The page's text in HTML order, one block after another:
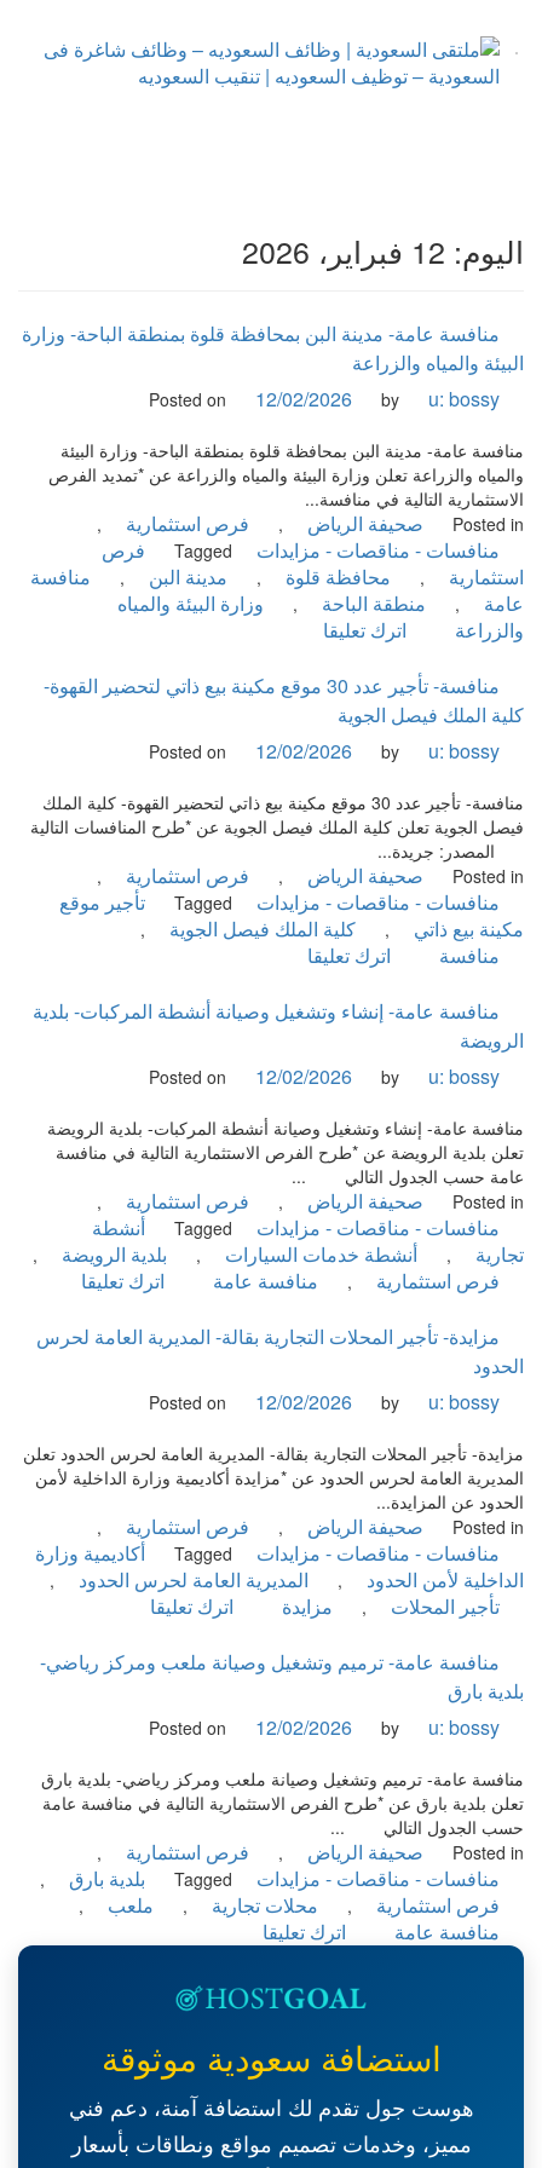
المحتوى
اليوم: 12 فبراير، 2026
منافسة عامة- مدينة البن بمحافظة قلوة بمنطقة الباحة- وزارة
البيئة والمياه والزراعة
Posted on 12/02/2026 by u: bossy
منافسة عامة- مدينة البن بمحافظة قلوة بمنطقة الباحة- وزارة البيئة
والمياه والزراعة تعلن وزارة البيئة والمياه والزراعة عن *تمديد الفرص
الاستثمارية التالية في منافسة...
Posted in
صحيفة الرياض , فرص استثمارية ,
منافسات - مناقصات - مزايدات Tagged
فرص
استثمارية
, محافظة قلوة , مدينة البن ,
منافسة
عامة
, منطقة الباحة ,
وزارة البيئة والمياه
والزراعة
اترك تعليقا
عامة-
بمحافظة
بمنطقة
الباحة-
وزارة
البيئة
والمياه
والزراعة
منافسة- تأجير عدد 30 موقع مكينة بيع ذاتي لتحضير القهوة-
كلية الملك فيصل الجوية
Posted on 12/02/2026 by u: bossy
منافسة- تأجير عدد 30 موقع مكينة بيع ذاتي لتحضير القهوة- كلية الملك
فيصل الجوية تعلن كلية الملك فيصل الجوية عن *طرح المنافسات التالية
المصدر: جريدة...
Posted in
صحيفة الرياض , فرص استثمارية ,
منافسات - مناقصات - مزايدات Tagged
تأجير موقع
مكينة بيع ذاتي
, كلية الملك فيصل الجوية ,
منافسة اترك تعليقا
تأجير
موقع
مكينة
بيع
ذاتي
القهوة-
كلية
الملك
الجوية
منافسة عامة- إنشاء وتشغيل وصيانة أنشطة المركبات- بلدية
الرويضة
Posted on 12/02/2026 by u: bossy
منافسة عامة- إنشاء وتشغيل وصيانة أنشطة المركبات- بلدية الرويضة
تعلن بلدية الرويضة عن *طرح الفرص الاستثمارية التالية في منافسة
عامة حسب الجدول التالي ...
Posted in
صحيفة الرياض , فرص استثمارية ,
منافسات - مناقصات - مزايدات Tagged
أنشطة
تجارية
, أنشطة خدمات السيارات , بلدية الرويضة ,
فرص استثمارية , منافسة عامة اترك تعليقا
عامة-
المركبات-
بلدية
مزايدة- تأجير المحلات التجارية بقالة- المديرية العامة لحرس
الحدود
Posted on 12/02/2026 by u: bossy
مزايدة- تأجير المحلات التجارية بقالة- المديرية العامة لحرس الحدود تعلن
المديرية العامة لحرس الحدود عن *مزايدة أكاديمية وزارة الداخلية لأمن
الحدود عن المزايدة...
Posted in
صحيفة الرياض , فرص استثمارية ,
منافسات - مناقصات - مزايدات Tagged
أكاديمية وزارة
الداخلية لأمن الحدود
, المديرية العامة لحرس الحدود ,
تأجير المحلات , مزايدة اترك تعليقا
تأجير
بقالة-
العامة
لحرس
الحدود
منافسة عامة- ترميم وتشغيل وصيانة ملعب ومركز رياضي-
بلدية بارق
Posted on 12/02/2026 by u: bossy
منافسة عامة- ترميم وتشغيل وصيانة ملعب ومركز رياضي- بلدية بارق
تعلن بلدية بارق عن *طرح الفرص الاستثمارية التالية في منافسة عامة
حسب الجدول التالي ...
Posted in
صحيفة الرياض , فرص استثمارية ,
منافسات - مناقصات - مزايدات Tagged بلدية بارق ,
فرص استثمارية , محلات تجارية , ملعب ,
منافسة عامة اترك تعليقا
عامة-
ترميم
وصيانة
ومركز
رياضي-
استضافة سعودية موثوقة
هوست جول تقدم لك استضافة آمنة، دعم فني
مميز، وخدمات تصميم مواقع ونطاقات بأسعار